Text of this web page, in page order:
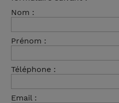
Nom :
Prénom :
Téléphone :
Email :